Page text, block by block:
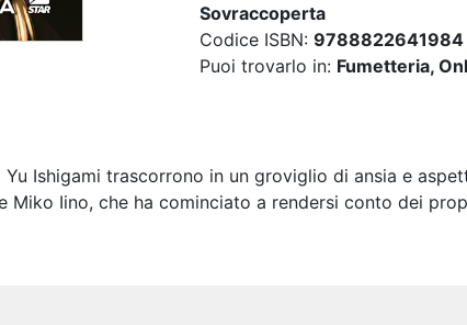
Sovraccoperta
Codice ISBN: 9788822641984
Puoi trovarlo in: Fumetteria,
Ishigami trascorrono in un groviglio di ansia e
Miko Iino, che ha cominciato a rendersi conto dei